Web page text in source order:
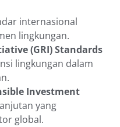
internasional
lingkungan.
(GRI) Standards
lingkungan dalam
Investment
yang
global.